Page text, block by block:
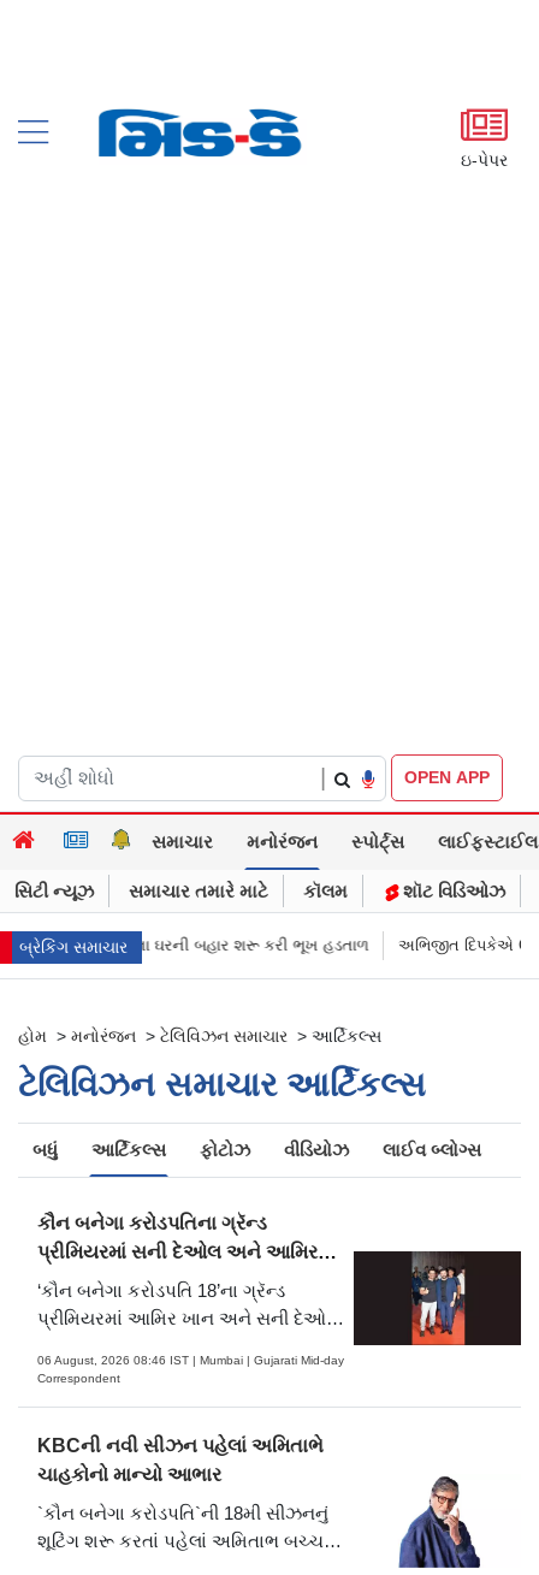
ઇ-પેપર
OPEN APP
સમાચાર મનોરંજન સ્પોર્ટ્સ લાઈફસ્ટાઈલ
સિટી ન્યૂઝ સમાચાર તમારે માટે કૉલમ શૉટ વિડિઓઝ
બ્રેકિંગ સમાચાર
દિપકેના ઘરની બહાર શરૂ કરી ભૂખ હડતાળ અભિજીત દિપકેએ CJPની
હોમ > મનોરંજન > ટેલિવિઝન સમાચાર > આર્ટિકલ્સ
ટેલિવિઝન સમાચાર આર્ટિકલ્સ
બધું આર્ટિકલ્સ ફોટોઝ વીડિયોઝ લાઈવ બ્લોગ્સ
કૌન બનેગા કરોડપતિના ગ્રૅન્ડ
પ્રીમિયરમાં સની દેઓલ અને આમિર
ખાન આવશે એવી ચર્ચા
‘કૌન બનેગા કરોડપતિ 18’ના ગ્રૅન્ડ
પ્રીમિયરમાં આમિર ખાન અને સની દેઓલ
માટે જોવા મળશે એવી ચર્ચાએ ચાહકોમાં
06 August, 2026 08:46 IST | Mumbai | Gujarati Mid-day
Correspondent
KBCની નવી સીઝન પહેલાં અમિતાભે
ચાહકોનો માન્યો આભાર
`કૌન બનેગા કરોડપતિ`ની 18મી સીઝનનું
શૂટિંગ શરૂ કરતાં પહેલાં અમિતાભ બચ્ચને